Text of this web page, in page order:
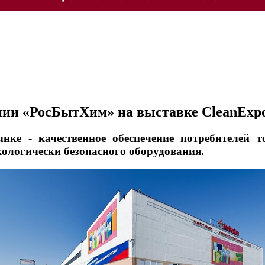
«РосБытХим» на выставке
- качественное обеспечение
безопасного оборудования.